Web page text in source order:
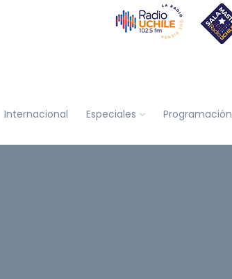
Internacional Especiales Programación